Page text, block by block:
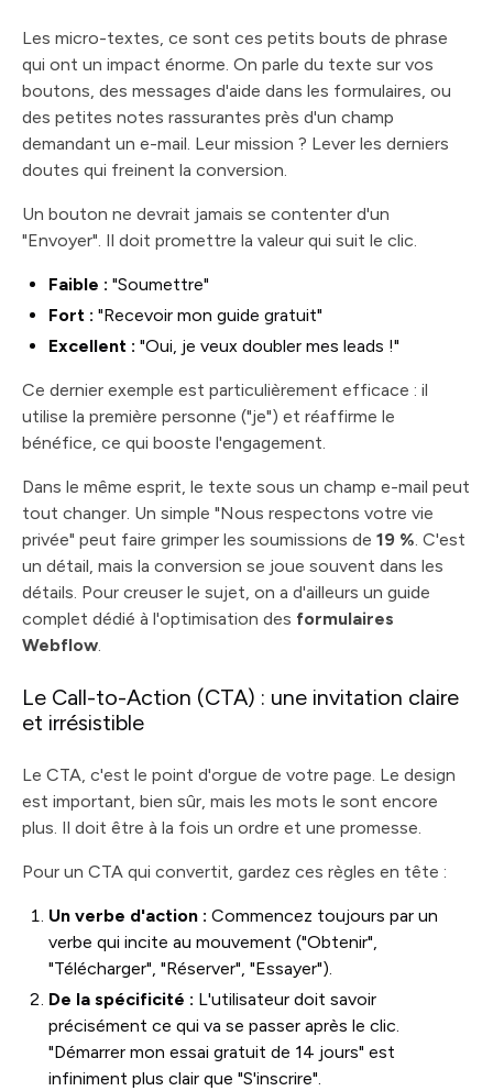
Les micro-textes, ce sont ces petits bouts de phrase
qui ont un impact énorme. On parle du texte sur vos
boutons, des messages d'aide dans les formulaires, ou
des petites notes rassurantes près d'un champ
demandant un e-mail. Leur mission ? Lever les derniers
doutes qui freinent la conversion.
Un bouton ne devrait jamais se contenter d'un
"Envoyer". Il doit promettre la valeur qui suit le clic.
Faible : "Soumettre"
Fort : "Recevoir mon guide gratuit"
Excellent : "Oui, je veux doubler mes leads !"
Ce dernier exemple est particulièrement efficace : il
utilise la première personne ("je") et réaffirme le
bénéfice, ce qui booste l'engagement.
Dans le même esprit, le texte sous un champ e-mail peut
tout changer. Un simple "Nous respectons votre vie
privée" peut faire grimper les soumissions de 19 %. C'est
un détail, mais la conversion se joue souvent dans les
détails. Pour creuser le sujet, on a d'ailleurs un guide
complet dédié à l'optimisation des formulaires
Webflow.
Le Call-to-Action (CTA) : une invitation claire
et irrésistible
Le CTA, c'est le point d'orgue de votre page. Le design
est important, bien sûr, mais les mots le sont encore
plus. Il doit être à la fois un ordre et une promesse.
Pour un CTA qui convertit, gardez ces règles en tête :
Un verbe d'action : Commencez toujours par un
verbe qui incite au mouvement ("Obtenir",
"Télécharger", "Réserver", "Essayer").
De la spécificité : L'utilisateur doit savoir
précisément ce qui va se passer après le clic.
"Démarrer mon essai gratuit de 14 jours" est
infiniment plus clair que "S'inscrire".